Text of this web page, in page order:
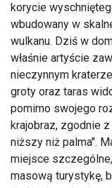
korycie
wbudowany w
wulkanu. Dziś w
właśnie artyście
nieczynnym
groty oraz taras
pomimo swojego
krajobraz, zgodnie
niższy niż palma".
miejsce
masową turystykę,